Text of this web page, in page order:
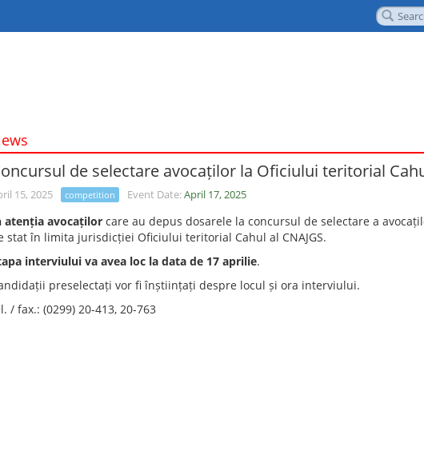
de selectare avocaților la Oficiului teritorial
15, 2025 competition Event Date:April 17, 2025
atenția avocațilorcare au depus dosarele la concursul de selectare a
stat în limita jurisdicției Oficiului teritorial Cahul al CNAJGS.
interviului va avea loc la data de 17 aprilie.
preselectați vor fi înștiințați despre locul și ora interviului.
/ fax.: (0299) 20-413, 20-763